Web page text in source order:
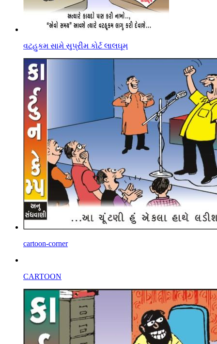
વટહુકમ સામે સુપ્રીમ કોર્ટ લાલઘૂમ
cartoon-corner
CARTOON